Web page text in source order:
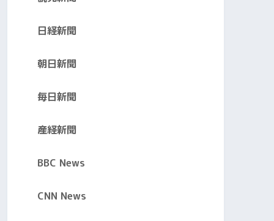
日経新聞
朝日新聞
毎日新聞
産経新聞
BBC News
CNN News